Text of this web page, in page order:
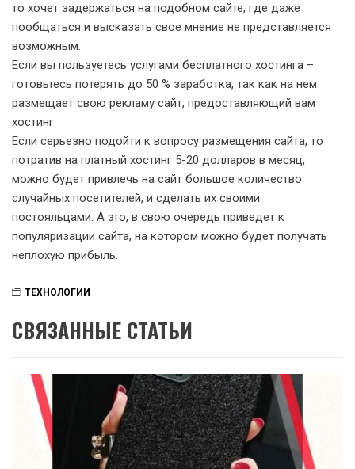
то хочет задержаться на подобном сайте, где даже
пообщаться и высказать свое мнение не представляется
возможным.
Если вы пользуетесь услугами бесплатного хостинга –
готовьтесь потерять до 50 % заработка, так как на нем
размещает свою рекламу сайт, предоставляющий вам
хостинг.
Если серьезно подойти к вопросу размещения сайта, то
потратив на платный хостинг 5-20 долларов в месяц,
можно будет привлечь на сайт большое количество
случайных посетителей, и сделать их своими
постояльцами. А это, в свою очередь приведет к
популяризации сайта, на котором можно будет получать
неплохую прибыль.
ТЕХНОЛОГИИ
СВЯЗАННЫЕ СТАТЬИ